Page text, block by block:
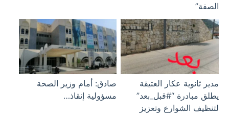
الصفة”
مدير ثانوية عكار العتيقة
يطلق مبادرة “#قبل_بعد”
لتنظيف الشوارع وتعزيز
صادق: أمام وزير الصحة
مسؤولية إنقاذ…